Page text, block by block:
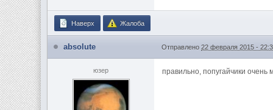
Наверх Жалоба
absolute Отправлено22 февраля 2015 -
юзер правильно, попугайчики очень